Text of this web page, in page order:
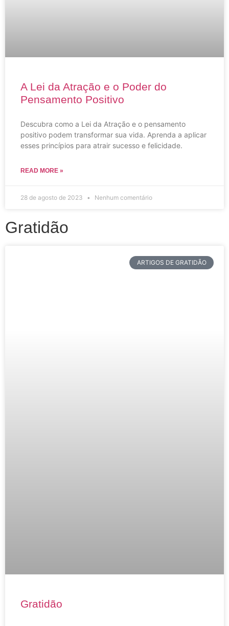
A Lei da Atração e o Poder do
Pensamento Positivo
Descubra como a Lei da Atração e o pensamento
positivo podem transformar sua vida. Aprenda a aplicar
esses princípios para atrair sucesso e felicidade.
READ MORE »
28 de agosto de 2023 Nenhum comentário
Gratidão
ARTIGOS DE GRATIDÃO
Gratidão